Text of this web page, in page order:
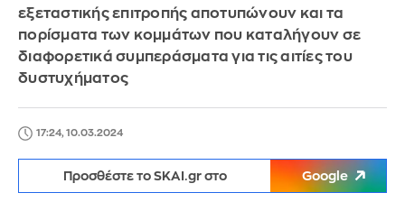
εξεταστικής επιτροπής αποτυπώνουν και τα
πορίσματα των κομμάτων που καταλήγουν σε
διαφορετικά συμπεράσματα για τις αιτίες του
δυστυχήματος
17:24, 10.03.2024
Προσθέστε το SKAI.gr στο Google